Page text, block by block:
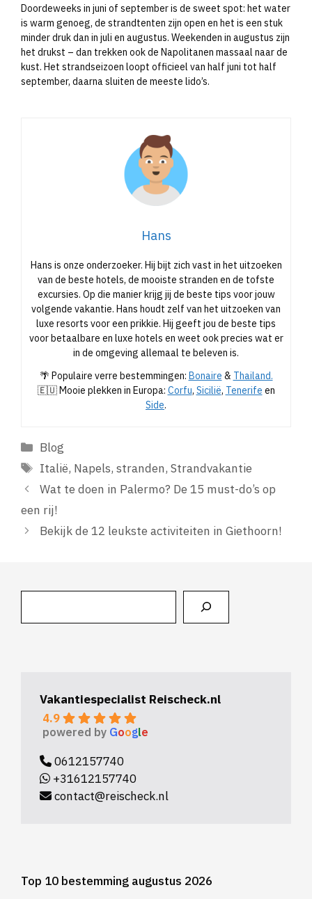
Doordeweeks in juni of september is de sweet spot: het water
is warm genoeg, de strandtenten zijn open en het is een stuk
minder druk dan in juli en augustus. Weekenden in augustus zijn
het drukst – dan trekken ook de Napolitanen massaal naar de
kust. Het strandseizoen loopt officieel van half juni tot half
september, daarna sluiten de meeste lido’s.
Hans
Hans is onze onderzoeker. Hij bijt zich vast in het uitzoeken
van de beste hotels, de mooiste stranden en de tofste
excursies. Op die manier krijg jij de beste tips voor jouw
volgende vakantie. Hans houdt zelf van het uitzoeken van
luxe resorts voor een prikkie. Hij geeft jou de beste tips
voor betaalbare en luxe hotels en weet ook precies wat er
in de omgeving allemaal te beleven is.
🌴 Populaire verre bestemmingen: Bonaire & Thailand.
🇪🇺 Mooie plekken in Europa: Corfu, Sicilië, Tenerife en
Side.
Categorieën
Blog
Tags
Italië, Napels,stranden,Strandvakantie
Wat te doen in Palermo? De 15 must-do’s op
een rij!
Bekijk de 12 leukste activiteiten in Giethoorn!
Vakantiespecialist Reischeck.nl
4.9
powered by Google
0612157740
+31612157740
contact@reischeck.nl
Top 10 bestemming augustus 2026